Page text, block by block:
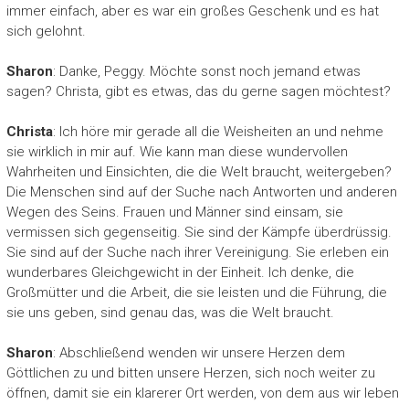
immer einfach, aber es war ein großes Geschenk und es hat
sich gelohnt.
Sharon: Danke, Peggy. Möchte sonst noch jemand etwas
sagen? Christa, gibt es etwas, das du gerne sagen möchtest?
Christa: Ich höre mir gerade all die Weisheiten an und nehme
sie wirklich in mir auf. Wie kann man diese wundervollen
Wahrheiten und Einsichten, die die Welt braucht, weitergeben?
Die Menschen sind auf der Suche nach Antworten und anderen
Wegen des Seins. Frauen und Männer sind einsam, sie
vermissen sich gegenseitig. Sie sind der Kämpfe überdrüssig.
Sie sind auf der Suche nach ihrer Vereinigung. Sie erleben ein
wunderbares Gleichgewicht in der Einheit. Ich denke, die
Großmütter und die Arbeit, die sie leisten und die Führung, die
sie uns geben, sind genau das, was die Welt braucht.
Sharon: Abschließend wenden wir unsere Herzen dem
Göttlichen zu und bitten unsere Herzen, sich noch weiter zu
öffnen, damit sie ein klarerer Ort werden, von dem aus wir leben